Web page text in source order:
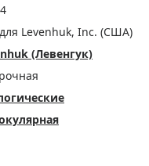
Levenhuk, Inc. (США)
(Левенгук)